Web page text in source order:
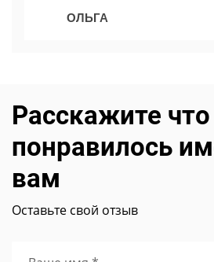
ОЛЬГА
Расскажите что
понравилось
вам
Оставьте свой отзыв